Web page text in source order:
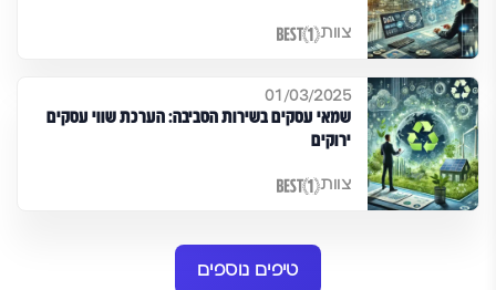
צוות
01/03/2025
שמאי עסקים בשירות הסביבה: הערכת שווי עסקים
ירוקים
צוות
טיפים נוספים